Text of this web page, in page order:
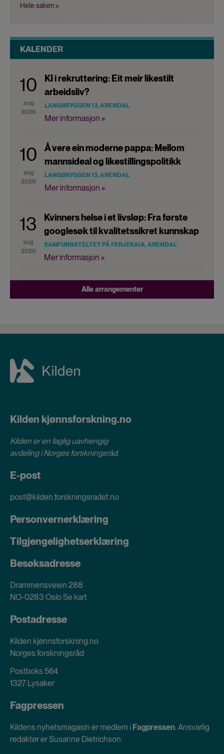
Hele saken »
KALENDER
10
aug
2026
KI i rekruttering: Eit meir likestilt
arbeidsliv?
LANGBRYGGEN 13, ARENDAL
Mer informasjon »
10
aug
2026
Å vere ein moderne pappa: Mellom
mannsideal og likestillingspolitikk
LANGBRYGGEN 13, ARENDAL
Mer informasjon »
13
aug
2026
Kvinners helse i et livsløp: Fra første
googlesøk til kvalitetssikret kunnskap
SAMFUNNSTELTET PÅ FERJEKAIA, ARENDAL
Mer informasjon »
Alle arrangementer
Kilden kjønnsforskning.no
Kilden er en faglig uavhengig
avdeling iNorges forskningsråd.
E-post
post@kilden.forskningsradet.no
Personvernerklæring
Tilgjengelighetserklæring
Besøksadresse
Drammensveien 288
NO-0283 OsloSe kart
Postadresse
Kilden kjønnsforskning.no
Norges forskningsråd
Postboks 564
1327 Lysaker
Fagpressen
Kildens nyhetsmagasin er medlem i Fagpressen. Ansvarlig
redaktør er Susanne Dietrichson.